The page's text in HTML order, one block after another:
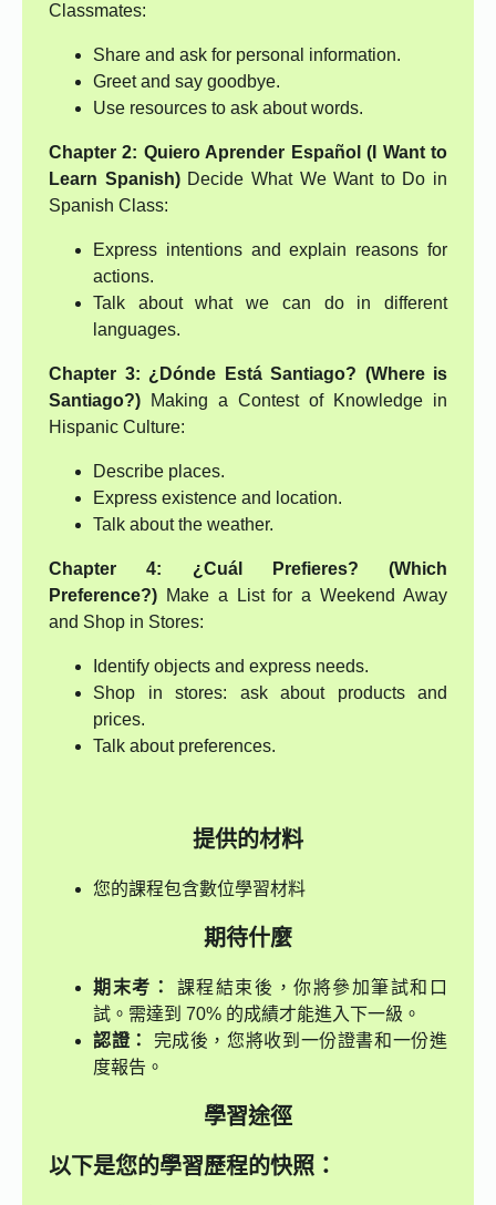
Classmates:
Share and ask for personal information.
Greet and say goodbye.
Use resources to ask about words.
Chapter 2: Quiero Aprender Español (I Want to
Learn Spanish)Decide What We Want to Do in
Spanish Class:
Express intentions and explain reasons for
actions.
Talk about what we can do in different
languages.
Chapter 3: ¿Dónde Está Santiago? (Where is
Santiago?) Making a Contest of Knowledge in
Hispanic Culture:
Describe places.
Express existence and location.
Talk about the weather.
Chapter 4: ¿Cuál Prefieres? (Which
Preference?) Make a List for a Weekend Away
and Shop in Stores:
Identify objects and express needs.
Shop in stores: ask about products and
prices.
Talk about preferences.
提供的材料
您的課程包含數位學習材料
期待什麼
期末考：
課程結束後，你將參加筆試和口
試。需達到 70% 的成績才能進入下一級。
認證：
完成後，您將收到一份證書和一份進
度報告。
學習途徑
以下是您的學習歷程的快照：